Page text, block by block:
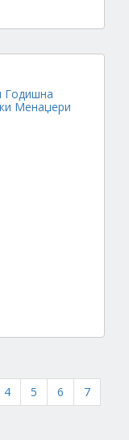
Годишна
Менаџери
4 5 6
7